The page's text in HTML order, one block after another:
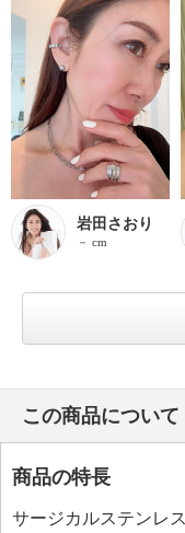
岩田さおり
－ cm
この商品について
商品の特長
サージカルステンレ